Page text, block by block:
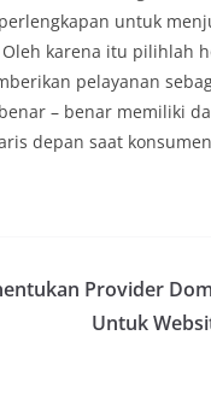
untuk
karena itu pilihlah
pelayanan
– benar memiliki
depan saat
Provider
Untuk